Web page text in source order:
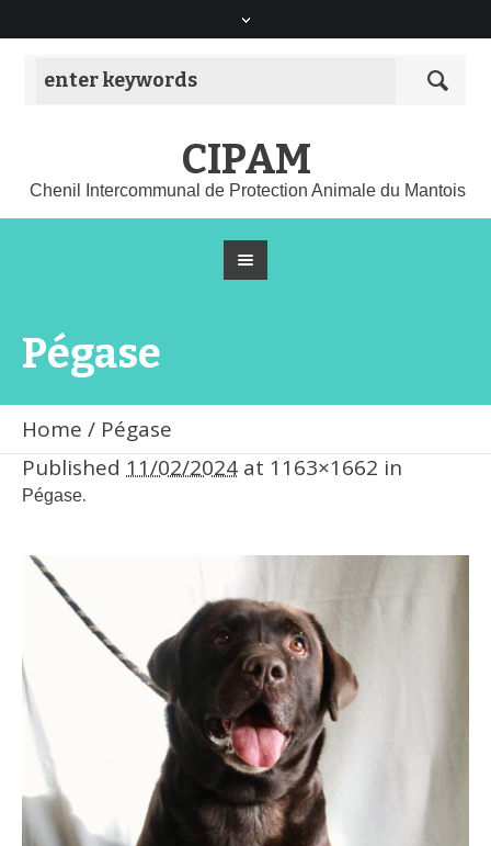
CIPAM
Chenil Intercommunal de Protection Animale du Mantois
Pégase
Home / Pégase
Published 11/02/2024 at 1163×1662 in
Pégase.